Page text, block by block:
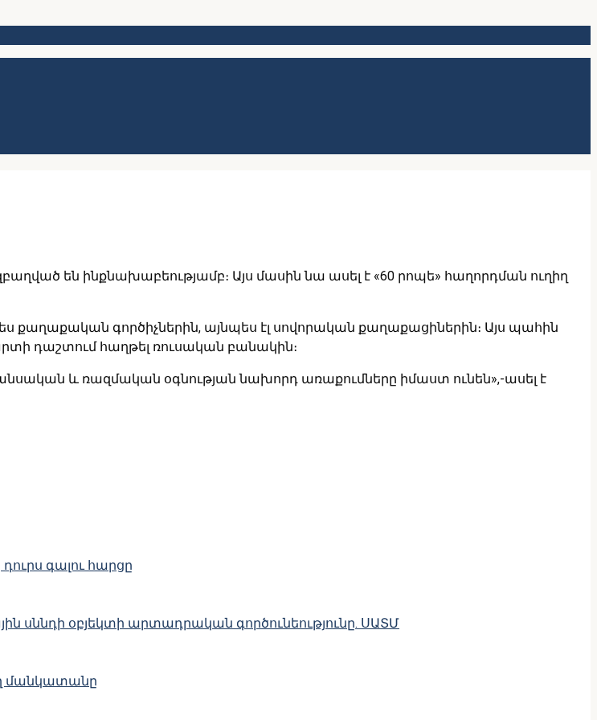
են ինքնախաբեությամբ։ Այս մասին նա ասել է «60 րոպե» հաղորդման ուղիղ
քաղաքական գործիչներին, այնպես էլ սովորական քաղաքացիներին։ Այս պահին
դաշտում հաղթել ռուսական բանակին։
և ռազմական օգնության նախորդ առաքումները իմաստ ունեն»,-ասել է
գալու հարցը
սննդի օբյեկտի արտադրական գործունեությունը․ ՍԱՏՄ
մանկատանը